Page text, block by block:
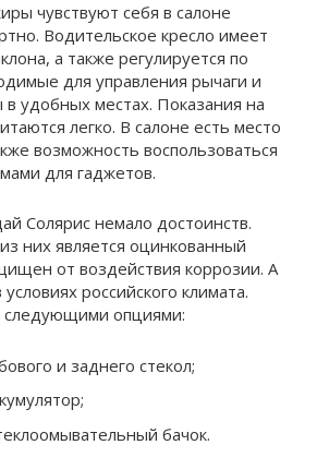
чувствуют себя в салоне
Водительское кресло имеет
а также регулируется по
для управления рычаги и
удобных местах. Показания на
легко. В салоне есть место
возможность воспользоваться
для гаджетов.
Солярис немало достоинств.
них является оцинкованный
от воздействия коррозии. А
российского климата.
опциями:
и заднего стекол;
бачок.